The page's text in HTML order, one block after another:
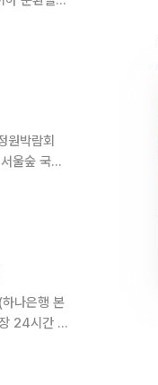
울숲 국제